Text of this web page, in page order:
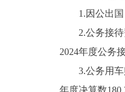
1.因公出国（
2.公务接待费
2024年度公务
3.公务用车购
年度决算数